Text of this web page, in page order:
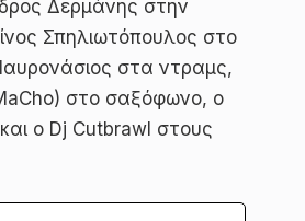
Δερμάνης στην
Σπηλιωτόπουλος στο
στα ντραμς,
στο σαξόφωνο, ο
ο Dj Cutbrawl στους